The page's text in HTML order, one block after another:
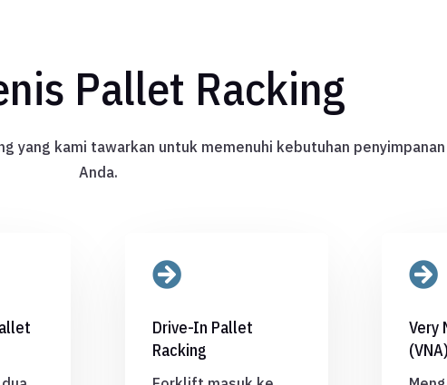
Pallet Racking
yang kami tawarkan untuk memenuhi kebutuhan penyimpanan
Anda.

Drive-In Pallet
Racking

Very